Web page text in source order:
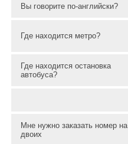
Вы говорите по-английски?
Где находится метро?
Где находится остановка
автобуса?
Мне нужно заказать номер на
двоих